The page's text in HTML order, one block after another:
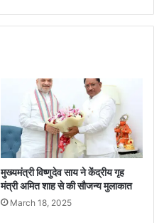
मुख्यमंत्री विष्णुदेव साय ने केंद्रीय गृह
मंत्री अमित शाह से की सौजन्य मुलाकात
March 18, 2025